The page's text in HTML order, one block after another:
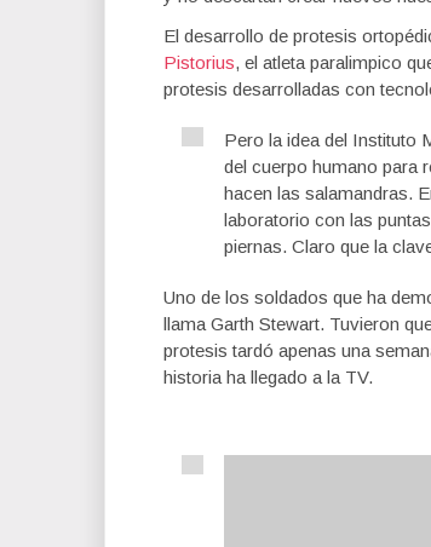
El desarrollo de protesis
Pistorius, el atleta paralimpico
protesis desarrolladas con
Pero la idea del Instituto
del cuerpo humano para
hacen las salamandras.
laboratorio con las
piernas. Claro que la
Uno de los soldados que ha
llama Garth Stewart. Tuvieron
protesis tardó apenas una
historia ha llegado a la TV.